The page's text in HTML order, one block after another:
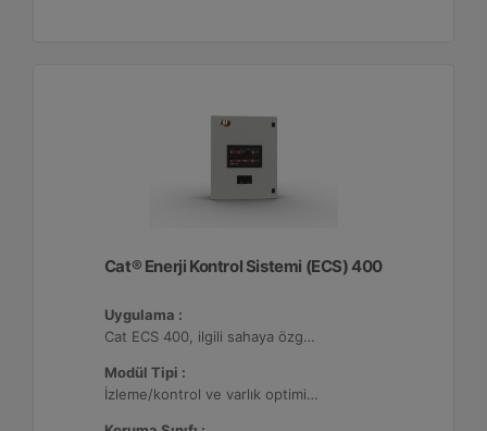
Cat® Enerji Kontrol Sistemi (ECS) 400
Uygulama :
Cat ECS 400, ilgili sahaya özgü varlık gereksinimlerini karşılayacak şekilde yapılandırılabildiği çeşitli mikro şebekelerde kullanılmaktadır.
Modül Tipi :
İzleme/kontrol ve varlık optimizasyonu, 32 adede kadar Dağıtılmış Enerji Kaynağı (DER) ile yapılandırılabilir.